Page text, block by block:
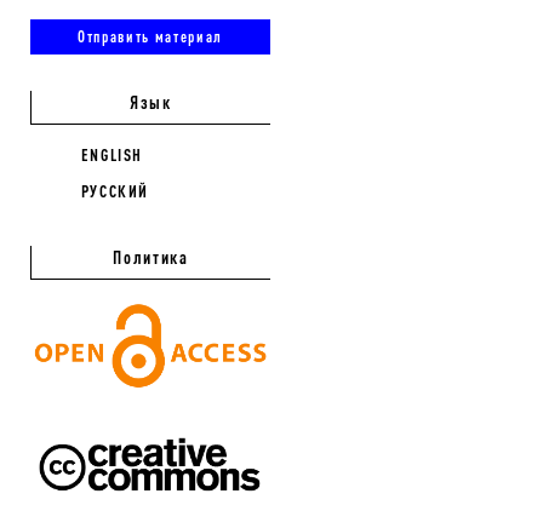
Отправить материал
Язык
ENGLISH
РУССКИЙ
Политика